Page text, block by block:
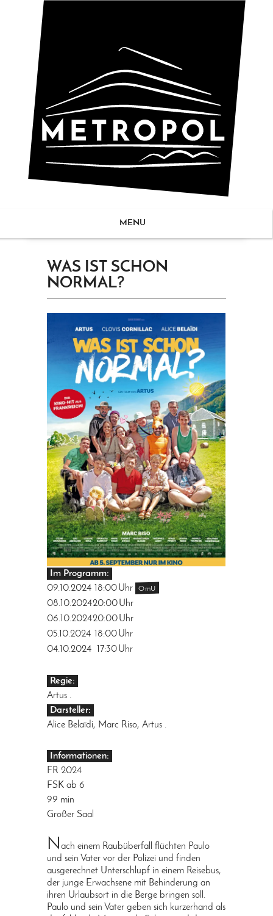
MENU
WAS IST SCHON
NORMAL?
Im Programm:
09.10.2024
18:00Uhr OmU
08.10.202420:00Uhr
06.10.202420:00Uhr
05.10.2024
18:00Uhr
04.10.2024
17:30Uhr
Regie:
Artus .
Darsteller:
Alice Belaïdi, Marc Riso, Artus .
Informationen:
FR 2024
FSK ab 6
99 min
Großer Saal
Nach einem Raubüberfall flüchten Paulo
und sein Vater vor der Polizei und finden
ausgerechnet Unterschlupf in einem Reisebus,
der junge Erwachsene mit Behinderung an
ihren Urlaubsort in die Berge bringen soll.
Paulo und sein Vater geben sich kurzerhand als